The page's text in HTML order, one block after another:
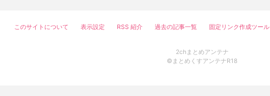
このサイトについて 表示設定 RSS 紹介 過去の記事一覧 固定リンク作成ツール
2chまとめアンテナ
©まとめくすアンテナR18